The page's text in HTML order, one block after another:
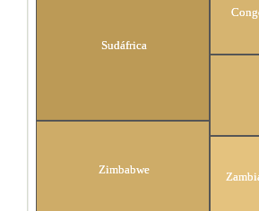
Sudáfrica
Zimbabwe